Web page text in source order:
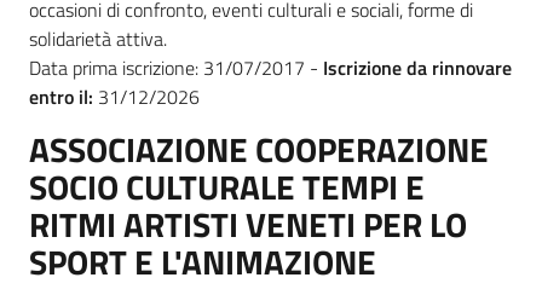
occasioni di confronto, eventi culturali e sociali, forme di
solidarietà attiva.
Data prima iscrizione: 31/07/2017 - Iscrizione da rinnovare
entro il: 31/12/2026
ASSOCIAZIONE COOPERAZIONE
SOCIO CULTURALE TEMPI E
RITMI ARTISTI VENETI PER LO
SPORT E L'ANIMAZIONE